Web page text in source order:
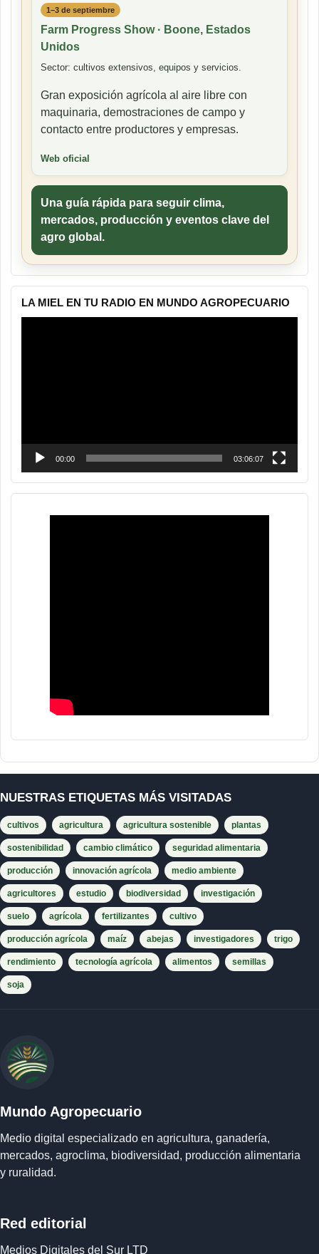
1–3 de septiembre
Farm Progress Show · Boone, Estados
Unidos
Sector: cultivos extensivos, equipos y servicios.
Gran exposición agrícola al aire libre con
maquinaria, demostraciones de campo y
contacto entre productores y empresas.
Web oficial
Una guía rápida para seguir clima,
mercados, producción y eventos clave del
agro global.
LA MIEL EN TU RADIO EN MUNDO AGROPECUARIO
00:00 03:06:07
NUESTRAS ETIQUETAS MÁS VISITADAS
cultivos agricultura agricultura sostenible plantas
sostenibilidad cambio climático seguridad alimentaria
producción innovación agrícola medio ambiente
agricultores estudio biodiversidad investigación
suelo agrícola fertilizantes cultivo
producción agrícola maíz abejas investigadores trigo
rendimiento tecnología agrícola alimentos semillas
soja
Mundo Agropecuario
Medio digital especializado en agricultura, ganadería,
mercados, agroclima, biodiversidad, producción alimentaria
y ruralidad.
Red editorial
Medios Digitales del Sur LTD